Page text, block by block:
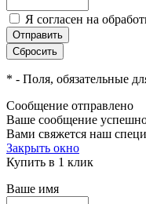
Я согласен на
* - Поля, обязательные
Сообщение отправлено
Ваше сообщение
Вами свяжется наш
Закрыть окно
Купить в 1 клик
Ваше имя